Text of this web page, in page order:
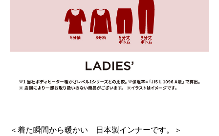
＜着た瞬間から暖かい 日本製インナーです。＞